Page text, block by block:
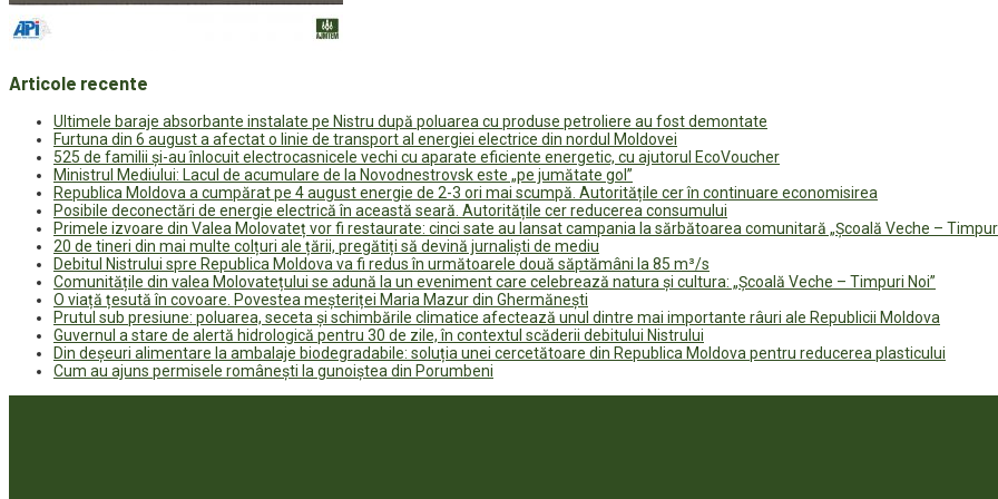
Articole recente
Ultimele baraje absorbante instalate pe Nistru după poluarea cu produse petroliere au fost demontate
Furtuna din 6 august a afectat o linie de transport al energiei electrice din nordul Moldovei
525 de familii și-au înlocuit electrocasnicele vechi cu aparate eficiente energetic, cu ajutorul EcoVoucher
Ministrul Mediului: Lacul de acumulare de la Novodnestrovsk este „pe jumătate gol”
Republica Moldova a cumpărat pe 4 august energie de 2-3 ori mai scumpă. Autoritățile cer în continuare economisirea
Posibile deconectări de energie electrică în această seară. Autoritățile cer reducerea consumului
Primele izvoare din Valea Molovateț vor fi restaurate: cinci sate au lansat campania la sărbătoarea comunitară „Școală Veche –
20 de tineri din mai multe colțuri ale țării, pregătiți să devină jurnaliști de mediu
Debitul Nistrului spre Republica Moldova va fi redus în următoarele două săptămâni la 85 m³/s
Comunitățile din valea Molovatețului se adună la un eveniment care celebrează natura și cultura: „Școală Veche – Timpuri Noi”
O viață țesută în covoare. Povestea meșteriței Maria Mazur din Ghermănești
Prutul sub presiune: poluarea, seceta și schimbările climatice afectează unul dintre mai importante râuri ale Republicii Moldova
Guvernul a stare de alertă hidrologică pentru 30 de zile, în contextul scăderii debitului Nistrului
Din deșeuri alimentare la ambalaje biodegradabile: soluția unei cercetătoare din Republica Moldova pentru reducerea plasticului
Cum au ajuns permisele românești la gunoiștea din Porumbeni